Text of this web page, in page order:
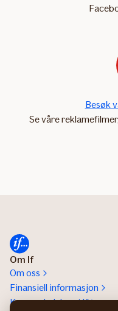
Besøk
Se våre
Om If
Om oss
Finansiell informasjon
Konsernledelsen i If